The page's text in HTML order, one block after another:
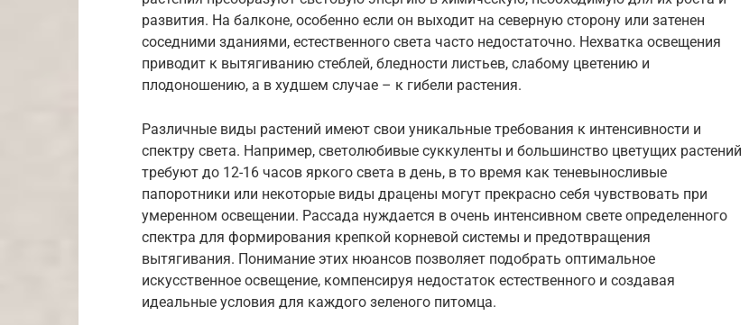
развития. На балконе, особенно если он выходит на северную сторону или затенен
соседними зданиями, естественного света часто недостаточно. Нехватка освещения
приводит к вытягиванию стеблей, бледности листьев, слабому цветению и
плодоношению, а в худшем случае – к гибели растения.
Различные виды растений имеют свои уникальные требования к интенсивности и
спектру света. Например, светолюбивые суккуленты и большинство цветущих растений
требуют до 12-16 часов яркого света в день, в то время как теневыносливые
папоротники или некоторые виды драцены могут прекрасно себя чувствовать при
умеренном освещении. Рассада нуждается в очень интенсивном свете определенного
спектра для формирования крепкой корневой системы и предотвращения
вытягивания. Понимание этих нюансов позволяет подобрать оптимальное
искусственное освещение, компенсируя недостаток естественного и создавая
идеальные условия для каждого зеленого питомца.